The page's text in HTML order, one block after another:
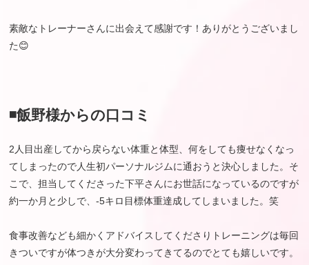
素敵なトレーナーさんに出会えて感謝です！ありがとうございまし
た😊
◾️飯野様からの口コミ
2人目出産してから戻らない体重と体型、何をしても痩せなくなっ
てしまったので人生初パーソナルジムに通おうと決心しました。そ
こで、担当してくださった下平さんにお世話になっているのですが
約一か月と少しで、-5キロ目標体重達成してしまいました。笑
食事改善なども細かくアドバイスしてくださりトレーニングは毎回
きついですが体つきが大分変わってきてるのでとても嬉しいです。